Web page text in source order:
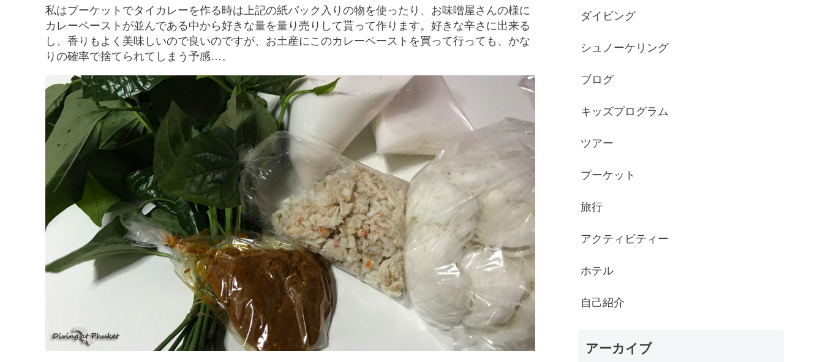
私はプーケットでタイカレーを作る時は上記の紙パック入りの物を使ったり、お味噌屋さんの様に
カレーペーストが並んである中から好きな量を量り売りして貰って作ります。好きな辛さに出来る
し、香りもよく美味しいので良いのですが、お土産にこのカレーペーストを買って行っても、かな
りの確率で捨てられてしまう予感…。
ダイビング
シュノーケリング
ブログ
キッズプログラム
ツアー
プーケット
旅行
アクティビティー
ホテル
自己紹介
アーカイブ